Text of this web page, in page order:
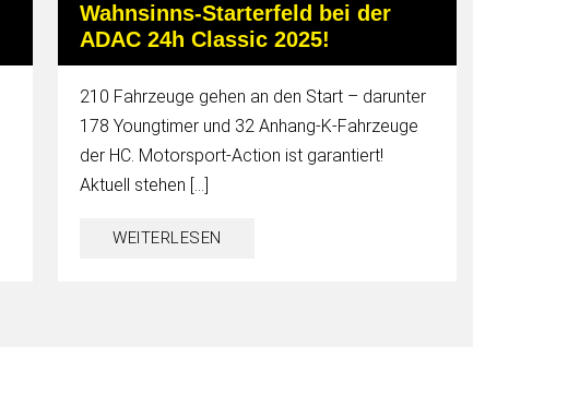
Wahnsinns-Starterfeld bei der
ADAC 24h Classic 2025!
210 Fahrzeuge gehen an den Start – darunter
178 Youngtimer und 32 Anhang-K-Fahrzeuge
der HC. Motorsport-Action ist garantiert!
Aktuell stehen […]
WEITERLESEN